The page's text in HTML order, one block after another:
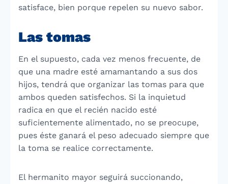
satisface, bien porque repelen su nuevo sabor.
Las tomas
En el supuesto, cada vez menos frecuente, de
que una madre esté amamantando a sus dos
hijos, tendrá que organizar las tomas para que
ambos queden satisfechos. Si la inquietud
radica en que el recién nacido esté
suficientemente alimentado, no se preocupe,
pues éste ganará el peso adecuado siempre que
la toma se realice correctamente.
El hermanito mayor seguirá succionando,